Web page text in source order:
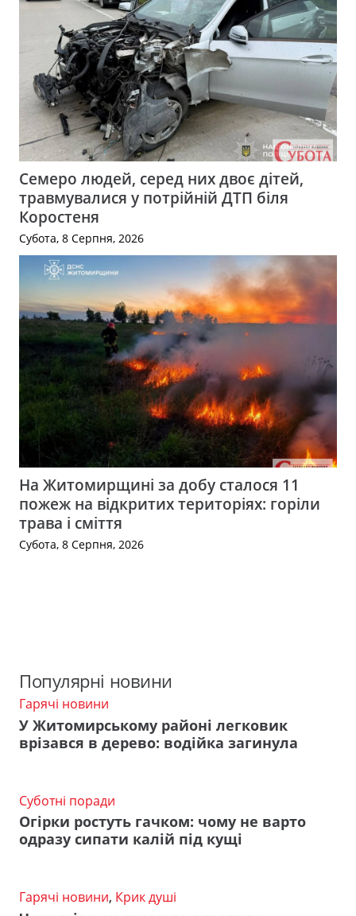
Семеро людей, серед них двоє дітей,
травмувалися у потрійній ДТП біля
Коростеня
Субота, 8 Серпня, 2026
На Житомирщині за добу сталося 11
пожеж на відкритих територіях: горіли
трава і сміття
Субота, 8 Серпня, 2026
Популярні новини
Гарячі новини
У Житомирському районі легковик
врізався в дерево: водійка загинула
Суботні поради
Огірки ростуть гачком: чому не варто
одразу сипати калій під кущі
Гарячі новини, Крик душі